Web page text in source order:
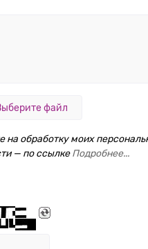
файл
на обработку моих
— по ссылкеПодробнее...